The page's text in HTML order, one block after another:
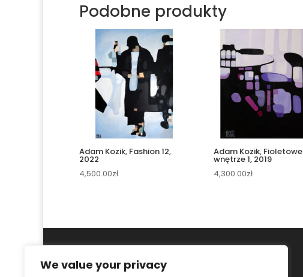
We value your privacy
Podobne produkty
Adam Kozik, Fashion 12,
2022
4,500.00zł
Adam Kozik, Fioletowe
wnętrze 1, 2019
4,300.00zł